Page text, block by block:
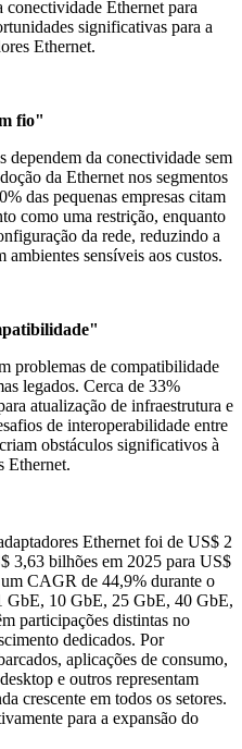
conectividade Ethernet para
significativas para a
Ethernet.
fio"
da conectividade sem
da Ethernet nos segmentos
das pequenas empresas citam
como uma restrição, enquanto
da rede, reduzindo a
ambientes sensíveis aos custos.
problemas de compatibilidade
legados. Cerca de 33%
atualização de infraestrutura e
de interoperabilidade entre
obstáculos significativos à
Ethernet.
Ethernet foi de US$ 2
3,63 bilhões em 2025 para US$
CAGR de 44,9% durante o
GbE, 10 GbE, 25 GbE, 40 GbE,
participações distintas no
dedicados. Por
aplicações de consumo,
e outros representam
crescente em todos os setores.
para a expansão do